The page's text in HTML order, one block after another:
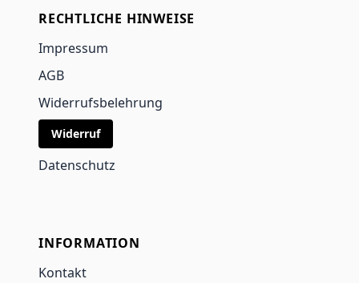
RECHTLICHE HINWEISE
Impressum
AGB
Widerrufsbelehrung
Widerruf
Datenschutz
INFORMATION
Kontakt